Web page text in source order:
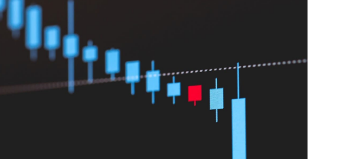
況に一時的にハマったやり方で勝てると判断する
ら起因する「感覚」は失敗の大元凶
の勘違い「元」証券マンは個人以下の実力!?